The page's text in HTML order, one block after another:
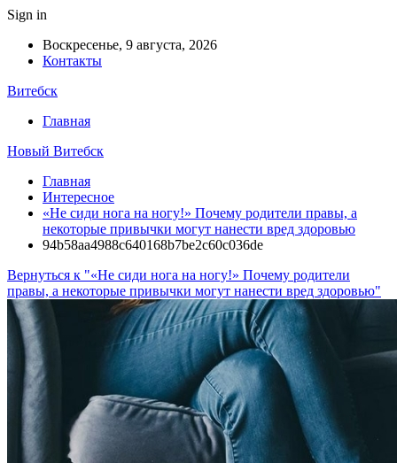
Sign in
Воскресенье, 9 августа, 2026
Контакты
Витебск
Главная
Новый Витебск
Главная
Интересное
«Не сиди нога на ногу!» Почему родители правы, а
некоторые привычки могут нанести вред здоровью
94b58aa4988c640168b7be2c60c036de
Вернуться к "«Не сиди нога на ногу!» Почему родители
правы, а некоторые привычки могут нанести вред здоровью"